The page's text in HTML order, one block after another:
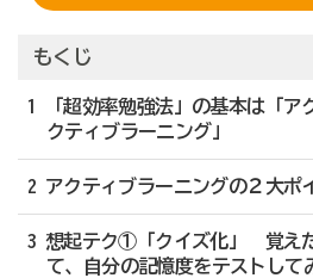
もくじ
1 「超効率勉強法」の基本は「ア
クティブラーニング」
2 アクティブラーニングの２大ポ
3 想起テク①「クイズ化」 覚え
て、自分の記憶度をテストして